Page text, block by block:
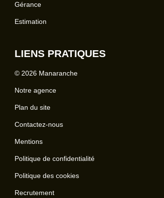
Gérance
Estimation
LIENS PRATIQUES
© 2026 Manaranche
Notre agence
Plan du site
Contactez-nous
Mentions
Politique de confidentialité
Politique des cookies
Recrutement